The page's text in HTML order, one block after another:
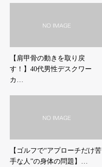
【肩甲骨の動きを取り戻
す！】40代男性デスクワー
カ…
【ゴルフで“アプローチだけ苦
手な人”の身体の問題】…